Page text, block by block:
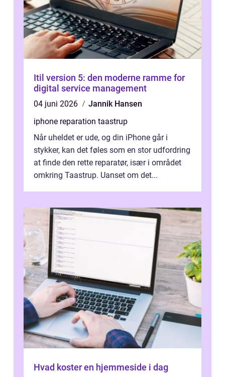
Itil version 5: den moderne ramme for
digital service management
04 juni 2026
Jannik Hansen
iphone reparation taastrup
Når uheldet er ude, og din iPhone går i
stykker, kan det føles som en stor udfordring
at finde den rette reparatør, især i området
omkring Taastrup. Uanset om det...
Hvad koster en hjemmeside i dag